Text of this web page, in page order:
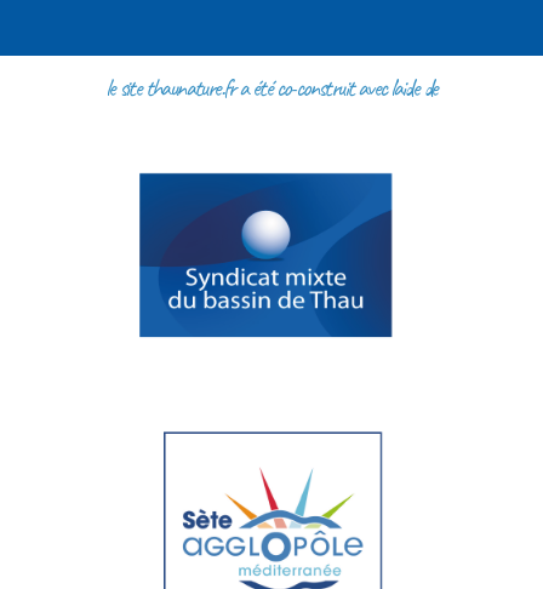
le site thaunature.fr a été co-construit avec l'aide de